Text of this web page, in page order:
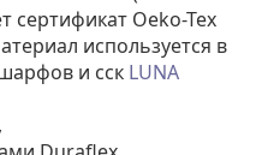
сертификат Oeko-Tex
используется в
и сск LUNA